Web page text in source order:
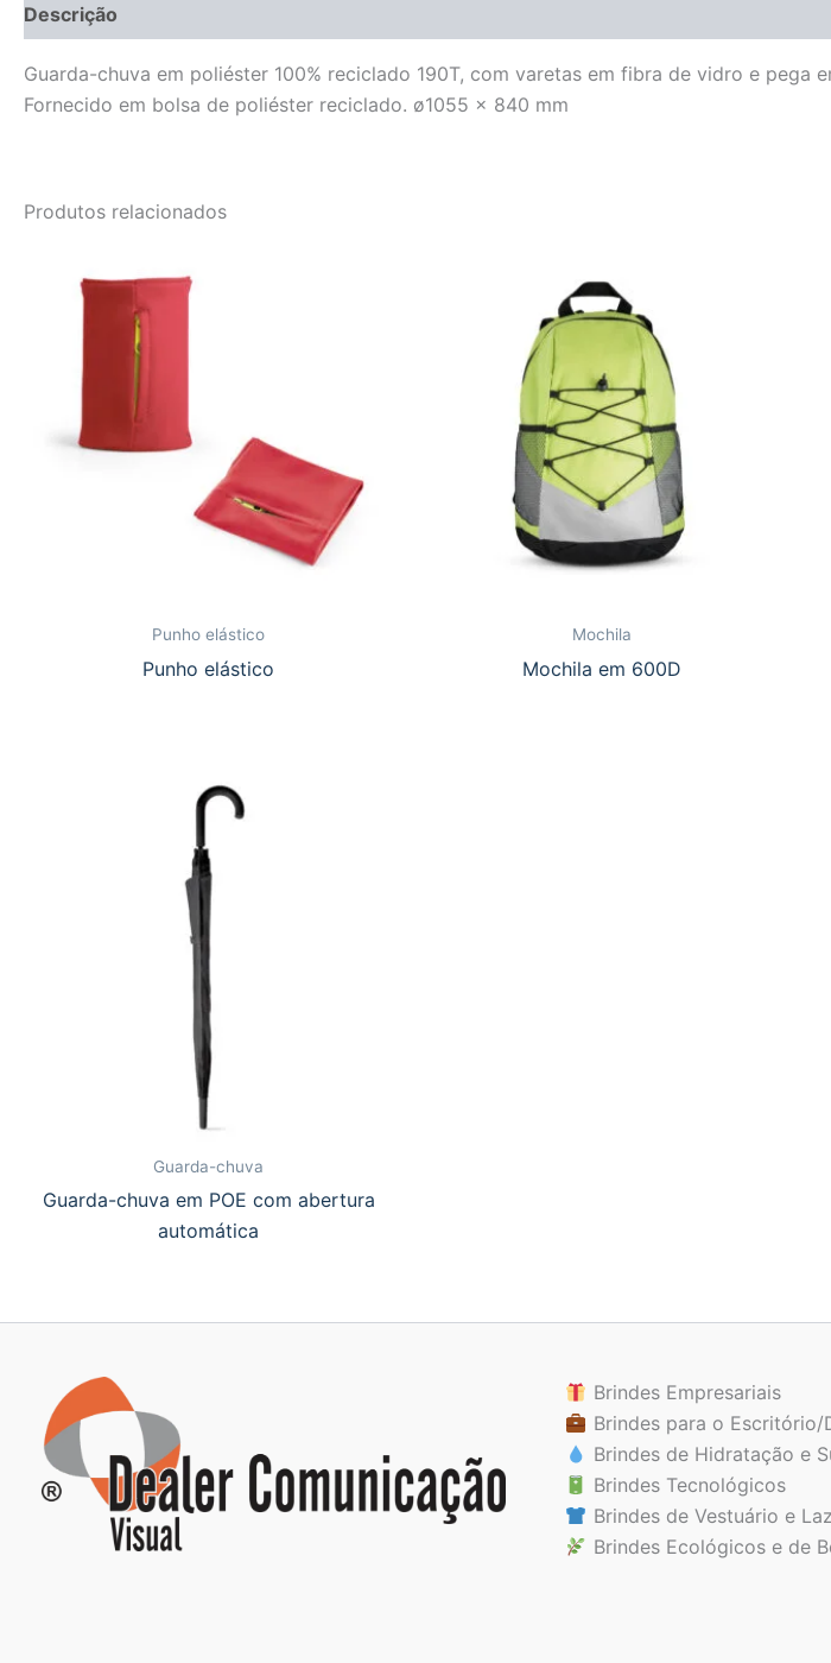
Descrição
Guarda-chuva em poliéster 100% reciclado 190T, com varetas em fibra de vidro e
Fornecido em bolsa de poliéster reciclado. ø1055 x 840 mm
Produtos relacionados
Punho elástico
Punho elástico
Mochila
Mochila em 600D
Guarda-chuva
Guarda-chuva em POE com abertura
automática
Brindes Empresariais
Brindes para o Escritório/
Brindes de Hidratação e
Brindes Tecnológicos
Brindes de Vestuário e
Brindes Ecológicos e de